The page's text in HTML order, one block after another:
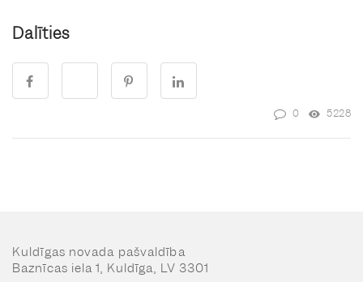
Dalīties
0 5228
Kuldīgas novada pašvaldība
Baznīcas iela 1, Kuldīga, LV 3301